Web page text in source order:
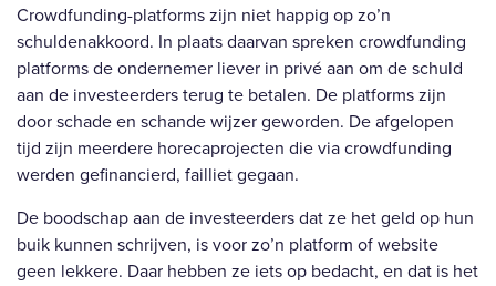
Crowdfunding-platforms zijn niet happig op zo’n
schuldenakkoord. In plaats daarvan spreken crowdfunding
platforms de ondernemer liever in privé aan om de schuld
aan de investeerders terug te betalen. De platforms zijn
door schade en schande wijzer geworden. De afgelopen
tijd zijn meerdere horecaprojecten die via crowdfunding
werden gefinancierd, failliet gegaan.
De boodschap aan de investeerders dat ze het geld op hun
buik kunnen schrijven, is voor zo’n platform of website
geen lekkere. Daar hebben ze iets op bedacht, en dat is het